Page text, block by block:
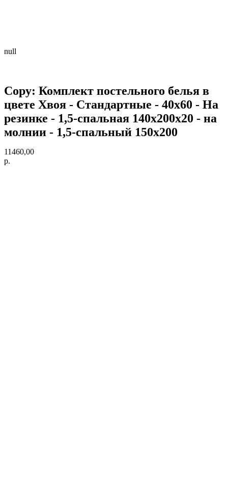
null
Copy: Комплект постельного белья в
цвете Хвоя - Стандартные - 40х60 - На
резинке - 1,5-спальная 140х200х20 - на
молнии - 1,5-спальный 150х200
11460,00
р.